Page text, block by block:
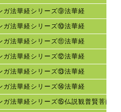
ガ法華経シリーズ⑨法華経
ガ法華経シリーズ⑩法華経
ガ法華経シリーズ⑪法華経
ガ法華経シリーズ⑫法華経
ガ法華経シリーズ⑬法華経
ガ法華経シリーズ⑭法華経
ガ法華経シリーズ⑮仏説観普賢菩薩行